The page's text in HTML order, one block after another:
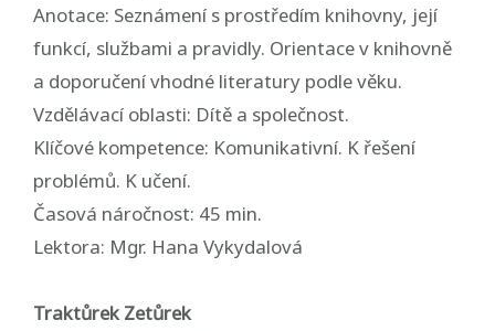
Anotace: Seznámení s prostředím knihovny, její
funkcí, službami a pravidly. Orientace v knihovně
a doporučení vhodné literatury podle věku.
Vzdělávací oblasti: Dítě a společnost.
Klíčové kompetence: Komunikativní. K řešení
problémů. K učení.
Časová náročnost: 45 min.
Lektora: Mgr. Hana Vykydalová
Traktůrek Zetůrek